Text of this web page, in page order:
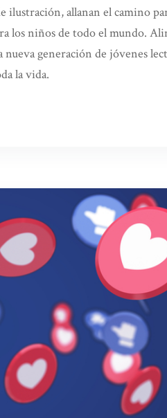
ilustración, allanan el camino
los niños de todo el mundo.
generación de jóvenes
la vida.